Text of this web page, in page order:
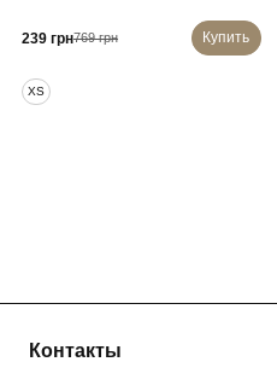
239 грн769 грн Купить
XS
Контакты